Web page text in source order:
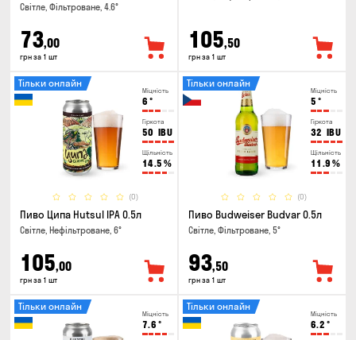
Світле, Фільтроване, 4.6°
73,00
грн за 1 шт
105,50
грн за 1 шт
Міцність
6 °
Гіркота
50 IBU
Щільність
14.5 %
(0)
Тільки онлайн
Пиво Ципа Hutsul IPA 0.5л
Світле, Нефільтроване, 6°
105,00
грн за 1 шт
Міцність
5 °
Гіркота
32 IBU
Щільність
11.9 %
(0)
Тільки онлайн
Пиво Budweiser Budvar 0.5л
Світле, Фільтроване, 5°
93,50
грн за 1 шт
Міцність
7.6 °
Тільки онлайн
Міцність
6.2 °
Тільки онлайн